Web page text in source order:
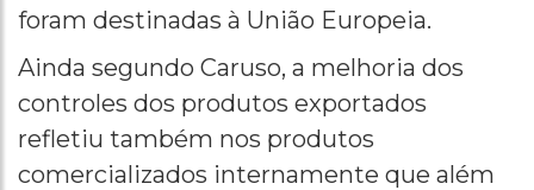
foram destinadas à União Europeia.
Ainda segundo Caruso, a melhoria dos
controles dos produtos exportados
refletiu também nos produtos
comercializados internamente que além